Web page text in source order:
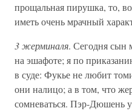
прощальная пирушка, то,
иметь очень мрачный
3 жерминаля. Сегодня сын
на эшафоте; я по
в суде: Фукье не любит
они налицо; а в том, что
сомневаться. Пэр-Дюшень